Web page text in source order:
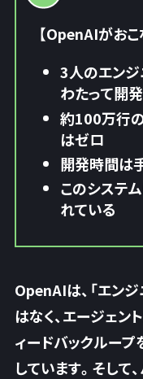
【OpenAIがおこ
3人のエン
わたって開発
約100万行
はゼロ
開発時間は
このシステ
れている
OpenAIは、「エン
はなく、エージェン
ィードバックループ
しています。そして、